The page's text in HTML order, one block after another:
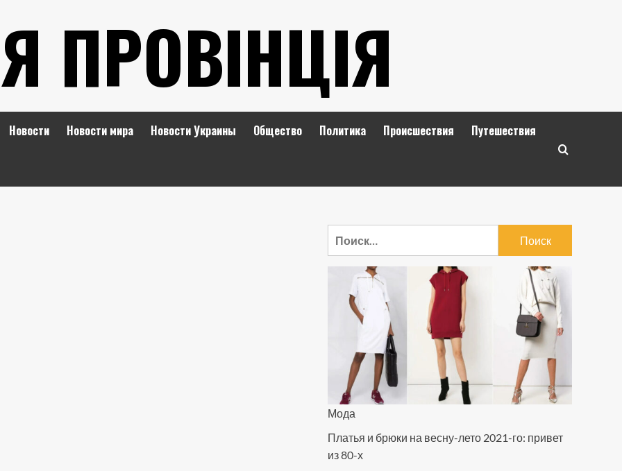
ПРОВІНЦІЯ
Новости Новости мира Новости Украины Общество Политика Происшествия Путешествия
Мода
Платья и брюки на весну-лето 2021-го: привет
из 80-х